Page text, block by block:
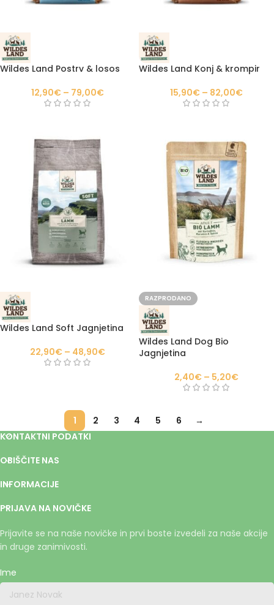
Wildes Land Postrv & losos
12,90€ – 79,00€
Wildes Land Konj & krompir
15,90€ – 82,00€
Wildes Land Soft Jagnjetina
22,90€ – 48,90€
RAZPRODANO
Wildes Land Dog Bio
Jagnjetina
2,40€ – 5,20€
1 2 3 4 5 6
→
KONTAKTNI PODATKI
OBIŠČITE NAS
INFORMACIJE
PRIJAVA NA NOVIČKE
Prijavite se na naše novičke in prvi boste izvedeli za naše akcije
in druge zanimivosti.
Ime